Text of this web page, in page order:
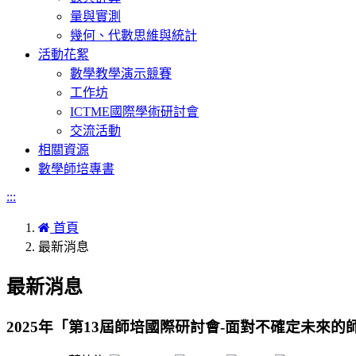
量與實測
幾何、代數思維與統計
活動花絮
數學教學演示競賽
工作坊
ICTME國際學術研討會
交流活動
相關資源
數學師培專書
:::
首頁
最新消息
最新消息
2025年「第13屆師培國際研討會-面對不確定未來的